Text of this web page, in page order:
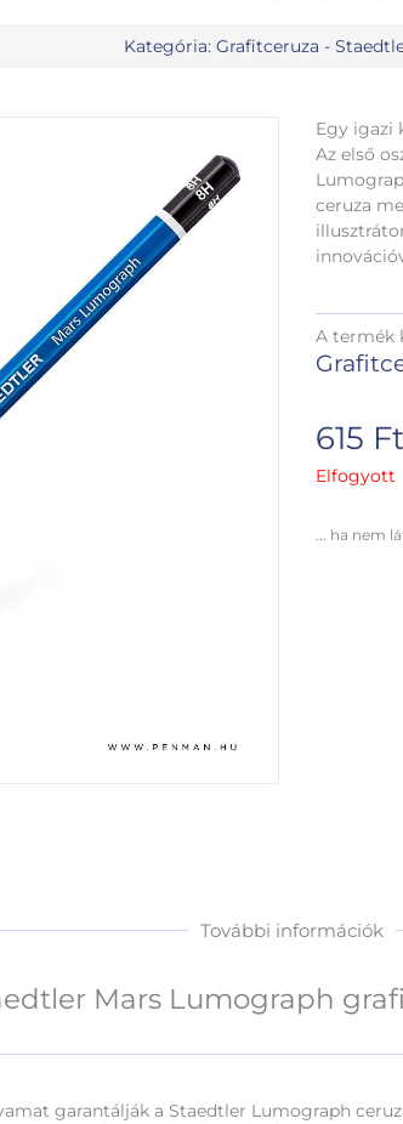
Kategória: Grafitceruza -
Egy igazi
Az első
ceruza
A termék
615 Ft
Elfogyott
... ha nem
További információk
Mars Lumograph
garantálják a Staedtler Lumograph